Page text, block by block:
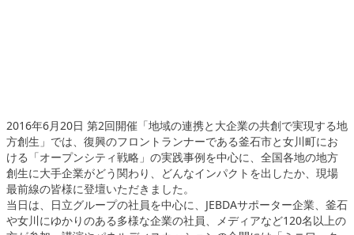
2016年6月20日 第2回開催「地域の連携と大企業の共創で実現する地
方創生」では、復興のフロントランナーである釜石市と女川町にお
ける「オープンシティ戦略」の実践事例を中心に、全国各地の地方
創生に大手企業がどう関わり、どんなインパクトを出したか、現場
最前線の皆様に登壇いただきました。
当日は、日立グループの社員を中心に、JEBDAサポーター企業、釜石
や女川にゆかりのある多様な企業の社員、メディアなど120名以上の